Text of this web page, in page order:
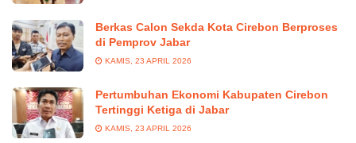
Berkas Calon Sekda Kota Cirebon Berproses
di Pemprov Jabar
KAMIS, 23 APRIL 2026
Pertumbuhan Ekonomi Kabupaten Cirebon
Tertinggi Ketiga di Jabar
KAMIS, 23 APRIL 2026